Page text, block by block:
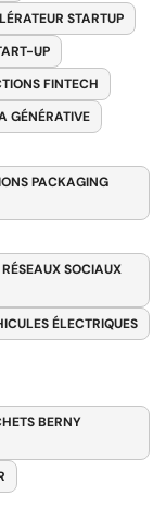
STARTUP
UP
FINTECH
GÉNÉRATIVE
PACKAGING
SOCIAUX
ÉLECTRIQUES
BERNY